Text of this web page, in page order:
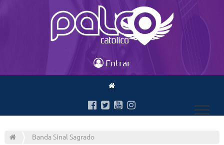
Entrar
Banda Sinal Sagrado